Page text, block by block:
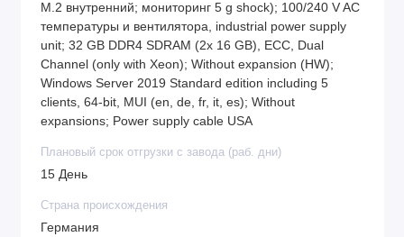
M.2 внутренний; мониторинг 5 g shock); 100/240 V AC
температуры и вентилятора, industrial power supply
unit; 32 GB DDR4 SDRAM (2x 16 GB), ECC, Dual
Channel (only with Xeon); Without expansion (HW);
Windows Server 2019 Standard edition including 5
clients, 64-bit, MUI (en, de, fr, it, es); Without
expansions; Power supply cable USA
Плановый срок отгрузки с завода (раб. дни)
15 День
Страна происхождения
Германия